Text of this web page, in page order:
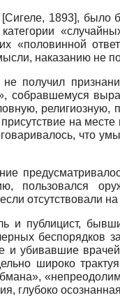
[Сигеле, 1893], было
«половинной
наказанию не
получил
собравшемуся
на
что
пользовался
отсутствовали
и публицист,
беспорядков
и убивавшие
широко
глубоко